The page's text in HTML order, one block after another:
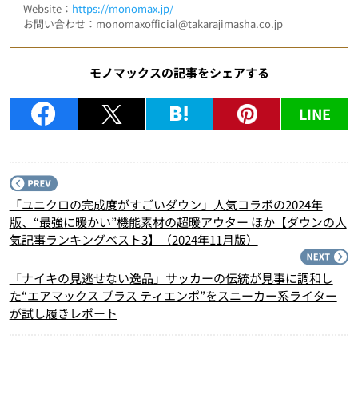
Website： https://monomax.jp/
お問い合わせ：monomaxofficial@takarajimasha.co.jp
モノマックスの記事をシェアする
LINE
「ユニクロの完成度がすごいダウン」人気コラボの2024年
版、“最強に暖かい”機能素材の超暖アウター ほか【ダウンの人
気記事ランキングベスト3】（2024年11月版）
「ナイキの見逃せない逸品」サッカーの伝統が見事に調和し
た“エアマックス プラス ティエンポ”をスニーカー系ライター
が試し履きレポート